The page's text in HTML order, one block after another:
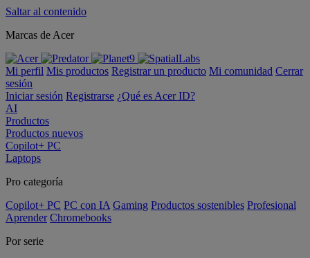
Saltar al contenido
Marcas de Acer
Mi perfil Mis productos Registrar un producto Mi comunidad Cerrar
sesión
Iniciar sesión Registrarse ¿Qué es Acer ID?
AI
Productos
Productos nuevos
Copilot+ PC
Laptops
Pro categoría
Copilot+ PC PC con IA Gaming Productos sostenibles Profesional
Aprender Chromebooks
Por serie